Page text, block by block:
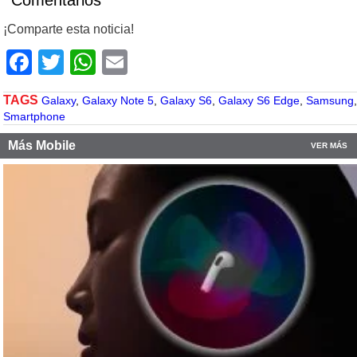
¡Comparte esta noticia!
Facebook
TwitterWhatsApp
TAGS Galaxy, Galaxy Note 5, Galaxy S6, Galaxy S6 Edge, Samsung,
Smartphone
Más Mobile VER MÁS